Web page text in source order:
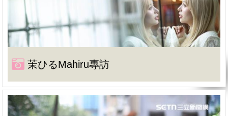
茉ひるMahiru專訪